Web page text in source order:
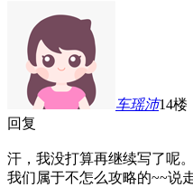
车瑶沛14楼
回复
汗，我没打算再继续写了呢。
我们属于不怎么攻略的~~说